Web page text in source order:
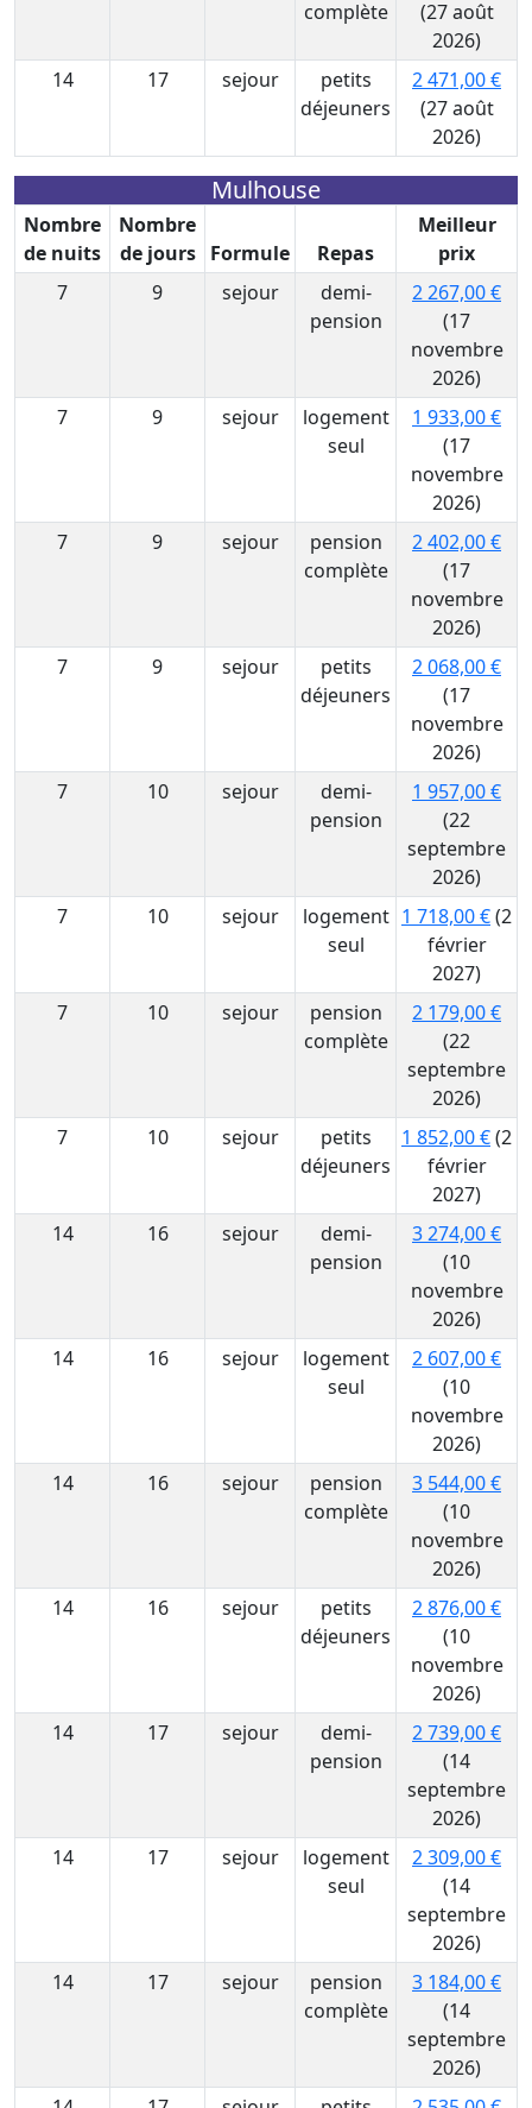
complète
(27 août
2026)
14
17 sejour
petits
déjeuners
2 471,00 €
(27 août
2026)
Mulhouse
Nombre
de nuits
Nombre
de jours
Formule Repas
Meilleur
prix
7
9 sejour
demi-
pension
2 267,00 €
(17
novembre
2026)
7
9 sejour
logement
seul
1 933,00 €
(17
novembre
2026)
7
9 sejour
pension
complète
2 402,00 €
(17
novembre
2026)
7
9 sejour
petits
déjeuners
2 068,00 €
(17
novembre
2026)
7
10 sejour
demi-
pension
1 957,00 €
(22
septembre
2026)
7
10 sejour
logement
seul
1 718,00 €(2
février
2027)
7
10 sejour
pension
complète
2 179,00 €
(22
septembre
2026)
7
10 sejour
petits
déjeuners
1 852,00 €(2
février
2027)
14
16 sejour
demi-
pension
3 274,00 €
(10
novembre
2026)
14
16 sejour
logement
seul
2 607,00 €
(10
novembre
2026)
14
16 sejour
pension
complète
3 544,00 €
(10
novembre
2026)
14
16 sejour
petits
déjeuners
2 876,00 €
(10
novembre
2026)
14
17 sejour
demi-
pension
2 739,00 €
(14
septembre
2026)
14
17 sejour
logement
seul
2 309,00 €
(14
septembre
2026)
14
17 sejour
pension
complète
3 184,00 €
(14
septembre
2026)